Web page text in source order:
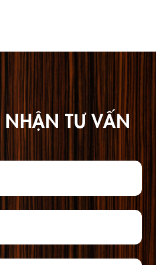
TƯ VẤN